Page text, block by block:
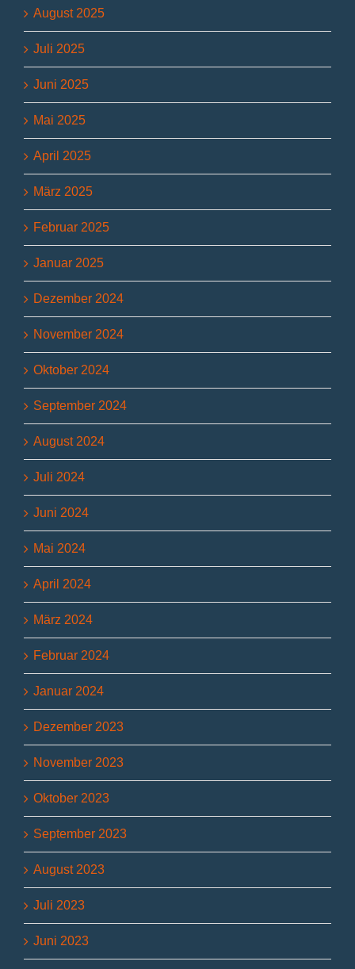
August 2025
Juli 2025
Juni 2025
Mai 2025
April 2025
März 2025
Februar 2025
Januar 2025
Dezember 2024
November 2024
Oktober 2024
September 2024
August 2024
Juli 2024
Juni 2024
Mai 2024
April 2024
März 2024
Februar 2024
Januar 2024
Dezember 2023
November 2023
Oktober 2023
September 2023
August 2023
Juli 2023
Juni 2023